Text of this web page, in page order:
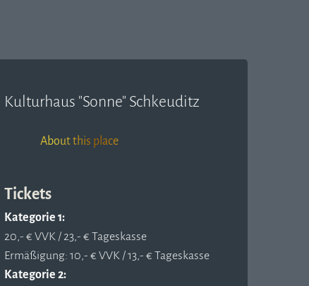
Kulturhaus "Sonne" Schkeuditz
About this place
Tickets
Kategorie 1:
20,- € VVK / 23,- € Tageskasse
Ermäßigung: 10,- € VVK / 13,- € Tageskasse
Kategorie 2: